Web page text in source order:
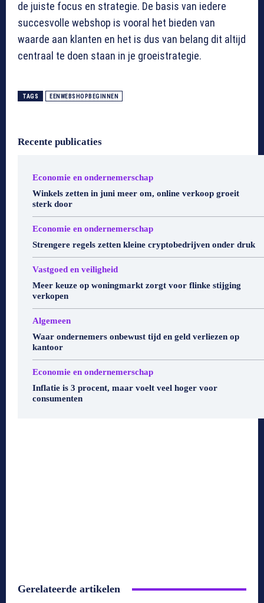
de juiste focus en strategie. De basis van iedere
succesvolle webshop is vooral het bieden van
waarde aan klanten en het is dus van belang dit altijd
centraal te doen staan in je groeistrategie.
TAGS EENWEBSHOPBEGINNEN
Recente publicaties
Economie en ondernemerschap
Winkels zetten in juni meer om, online verkoop groeit
sterk door
Economie en ondernemerschap
Strengere regels zetten kleine cryptobedrijven onder druk
Vastgoed en veiligheid
Meer keuze op woningmarkt zorgt voor flinke stijging
verkopen
Algemeen
Waar ondernemers onbewust tijd en geld verliezen op
kantoor
Economie en ondernemerschap
Inflatie is 3 procent, maar voelt veel hoger voor
consumenten
Gerelateerde artikelen